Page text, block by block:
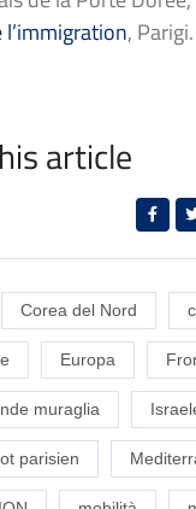
l’immigration, Parigi.
article
Corea del Nord
Europa
muraglia
parisien